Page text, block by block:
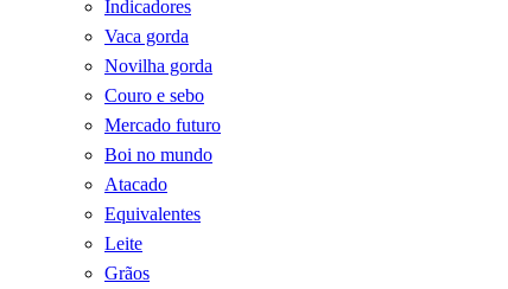
Indicadores
Vaca gorda
Novilha gorda
Couro e sebo
Mercado futuro
Boi no mundo
Atacado
Equivalentes
Leite
Grãos